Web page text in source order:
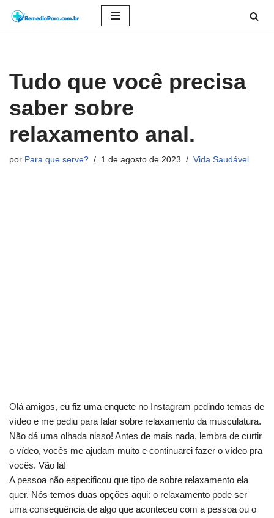
conteúdo
Tudo que você precisa
saber sobre
relaxamento anal.
por Para que serve? 1 de agosto de 2023 Vida Saudável
Olá amigos, eu fiz uma enquete no Instagram pedindo temas de
vídeo e me pediu para falar sobre relaxamento da musculatura.
Não dá uma olhada nisso! Antes de mais nada, lembra de curtir
o vídeo, vocês me ajudam muito e continuarei fazer o vídeo pra
vocês. Vão lá!
A pessoa não especificou que tipo de sobre relaxamento ela
quer. Nós temos duas opções aqui: o relaxamento pode ser
uma consequência de algo que aconteceu com a pessoa ou o